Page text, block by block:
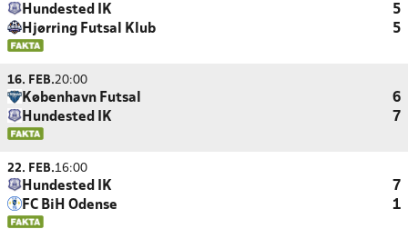
Hundested IK
5
Hjørring Futsal Klub
5
16. FEB.20:00
København Futsal
6
Hundested IK
7
22. FEB.16:00
Hundested IK
7
FC BiH Odense
1